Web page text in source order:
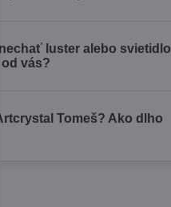
luster alebo svietidlo
vás?
Tomeš? Ako dlho